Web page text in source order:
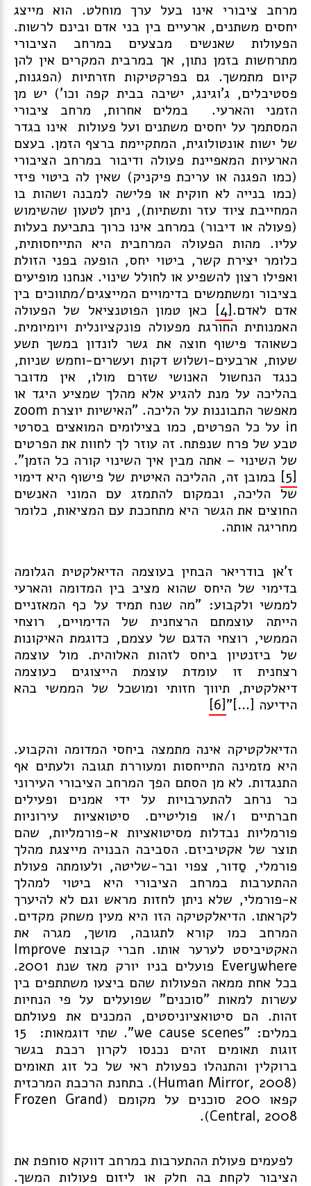
מרחב ציבורי אינו בעל ערך מוחלט. הוא מייצג
יחסים משתנים, ארעיים בין בני אדם ובינם לרשות.
הפעולות שאנשים מבצעים במרחב הציבורי
מתרחשות בזמן נתון, אך במרבית המקרים אין להן
קיום מתמשך. גם בפרקטיקות חזרתיות (הפגנות,
פסטיבלים, ג'וגינג, ישיבה בבית קפה וכו') יש מן
הזמני והארעי. במלים אחרות, מרחב ציבורי
המסתמך על יחסים משתנים ועל פעולות אינו בגדר
של ישות אונטולוגית, המתקיימת ברצף הזמן. בעצם
הארעיות המאפיינת פעולה ודיבור במרחב הציבורי
(כמו הפגנה או עריכת פיקניק) שאין לה ביטוי פיזי
(כמו בנייה לא חוקית או פלישה למבנה ושהות בו
המחייבת ציוד עזר ותשתיות), ניתן לטעון שהשימוש
(פעולה או דיבור) במרחב אינו כרוך בתביעת בעלות
עליו. מהות הפעולה המרחבית היא התייחסותית,
כלומר יצירת קשר, ביטוי יחס, הופעה בפני הזולת
ואפילו רצון להשפיע או לחולל שינוי. אנחנו מופיעים
בציבור ומשתמשים בדימויים המייצגים/מתווכים בין
אדם לאדם.[4]
כאן טמון הפוטנציאל של הפעולה
האמנותית החורגת מפעולה פונקציונלית ויומיומית.
כשאוהד פישוף חוצה את גשר לונדון במשך תשע
שעות, ארבעים-ושלוש דקות ועשרים-וחמש שניות,
כנגד הנחשול האנושי שזרם מולו, אין מדובר
בהליכה על מנת להגיע אלא מהלך שמציע היגד או
מאפשר התבוננות על הליכה. "האישיות יוצרת zoom
in על כל הפרטים, כמו בצילומים המואצים בסרטי
טבע של פרח שנפתח. זה עוזר לך לחוות את הפרטים
של השינוי – אתה מבין איך השינוי קורה כל הזמן".
[5]
במובן זה, ההליכה האיטית של פישוף היא דימוי
של הליכה, ובמקום להתמזג עם המוני האנשים
החוצים את הגשר היא מתחככת עם המציאות, כלומר
מחריגה אותה.
ז'אן בודריאר הבחין בעוצמה הדיאלקטית הגלומה
בדימוי של היחס שהוא מציב בין המדומה והארעי
לממשי ולקבוע: "מה שנח תמיד על כף המאזניים
הייתה עוצמתם הרצחנית של הדימויים, רוצחי
הממשי, רוצחי הדגם של עצמם, כדוגמת האיקונות
של ביזנטיון ביחס לזהות האלוהית. מול עוצמה
רצחנית זו עומדת עוצמת הייצוגים כעוצמה
דיאלקטית, תיווך חזותי ומושכל של הממשי בהא
הידיעה […]"[6]
הדיאלקטיקה אינה מתמצה ביחסי המדומה והקבוע.
היא מזמינה התייחסות ומעוררת תגובה ולעתים אף
התנגדות. לא מן הסתם הפך המרחב הציבורי העירוני
כר נרחב להתערבויות על ידי אמנים ופעילים
חברתיים ו/או פוליטיים. סיטואציות עירוניות
פורמליות נבדלות מסיטואציות א-פורמליות, שהם
תוצר של אקטיביזם. הסביבה הבנויה מייצגת מהלך
פורמלי, סַדור, צפוי ובר-שליטה, ולעומתה פעולת
ההתערבות במרחב הציבורי היא ביטוי למהלך
א-פורמלי, שלא ניתן לחזות מראש וגם לא להיערך
לקראתו. הדיאלקטיקה הזו היא מעין משחק מקדים.
המרחב כמו קורא לתגובה, מושך, מגרה את
האקטיביסט לערער אותו. חברי קבוצת Improve
Everywhere פועלים בניו יורק מאז שנת 2001.
בכל אחת ממאה הפעולות שהם ביצעו משתתפים בין
עשרות למאות "סוכנים" שפועלים על פי הנחיות
זהות. הם סיטואציוניסטים, המכנים את פעולתם
במלים: "we cause scenes". שתי דוגמאות: 15
זוגות תאומים זהים נכנסו לקרון רכבת בגשר
ברוקלין והתנהלו כפעולת ראי של כל זוג תאומים
(Human Mirror, 2008). בתחנת הרכבת המרכזית
קפאו 200 סוכנים על מקומם (Frozen Grand
Central, 2008).
לפעמים פעולת ההתערבות במרחב דווקא סוחפת את
הציבור לקחת בה חלק או ליזום פעולות המשך.